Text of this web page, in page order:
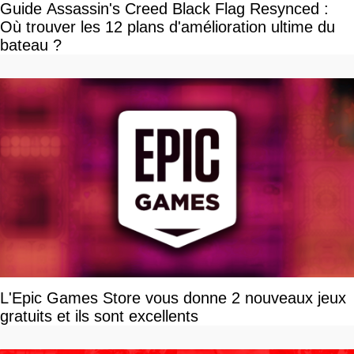
Guide Assassin's Creed Black Flag Resynced :
Où trouver les 12 plans d'amélioration ultime du
bateau ?
L'Epic Games Store vous donne 2 nouveaux jeux
gratuits et ils sont excellents